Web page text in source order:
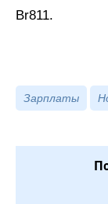
Br811.
Зарплаты